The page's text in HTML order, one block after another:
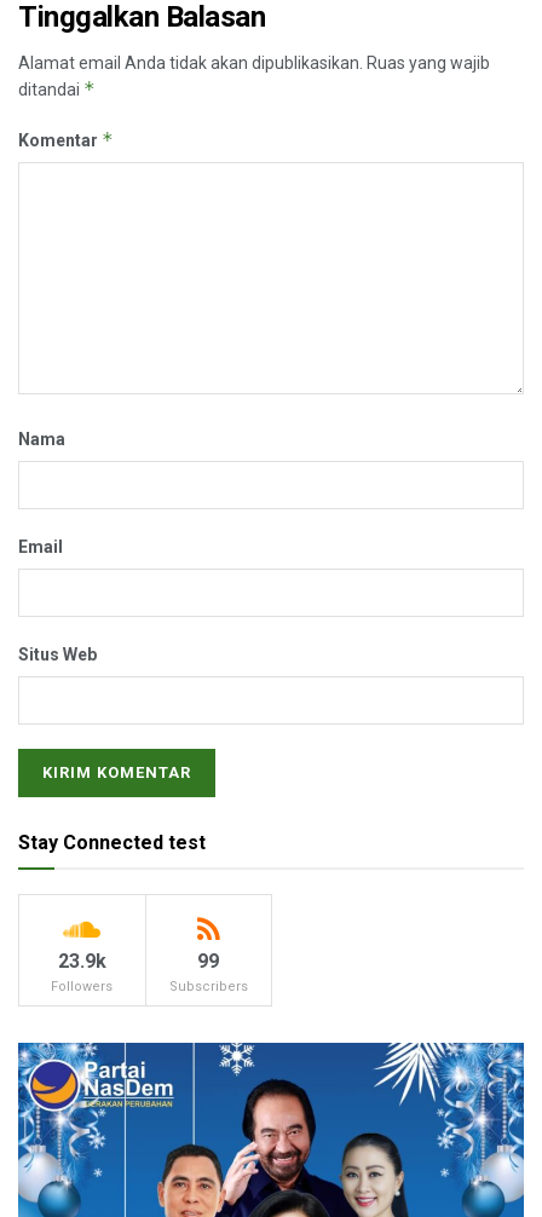
Tinggalkan Balasan
Alamat email Anda tidak akan dipublikasikan. Ruas yang wajib
ditandai *
Komentar *
Nama
Email
Situs Web
Stay Connected test
23.9k
Followers
99
Subscribers